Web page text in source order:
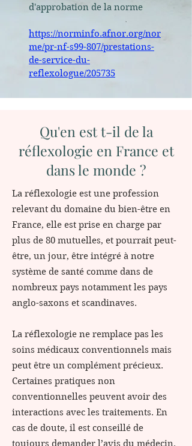
d'approbation de la norme
https://norminfo.afnor.org/nor
me/pr-nf-s99-807/prestations-
de-service-du-
reflexologue/205735
Qu'en est t-il de la
réflexologie en France et
dans le monde ?
​La réflexologie est une profession
relevant du domaine du bien-être en
France, elle est prise en charge par
plus de 80 mutuelles, et pourrait peut-
être, un jour, être intégré à notre
système de santé comme dans de
nombreux pays notamment les pays
anglo-saxons et scandinaves.
La réflexologie ne remplace pas les
soins médicaux conventionnels mais
peut être un complément précieux.
Certaines pratiques non
conventionnelles peuvent avoir des
interactions avec les traitements. En
cas de doute, il est conseillé de
toujours demander l’avis du médecin.